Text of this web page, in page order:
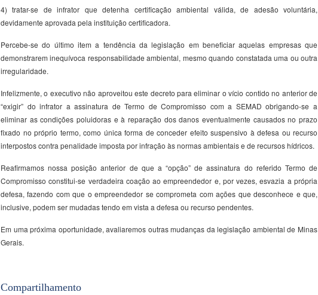
4) tratar-se de infrator que detenha certificação ambiental válida, de adesão voluntária,
devidamente aprovada pela instituição certificadora.
Percebe-se do último item a tendência da legislação em beneficiar aquelas empresas que
demonstrarem inequívoca responsabilidade ambiental, mesmo quando constatada uma ou outra
irregularidade.
Infelizmente, o executivo não aproveitou este decreto para eliminar o vício contido no anterior de
“exigir” do infrator a assinatura de Termo de Compromisso com a SEMAD obrigando-se a
eliminar as condições poluidoras e à reparação dos danos eventualmente causados no prazo
fixado no próprio termo, como única forma de conceder efeito suspensivo à defesa ou recurso
interpostos contra penalidade imposta por infração às normas ambientais e de recursos hídricos.
Reafirmamos nossa posição anterior de que a “opção” de assinatura do referido Termo de
Compromisso constitui-se verdadeira coação ao empreendedor e, por vezes, esvazia a própria
defesa, fazendo com que o empreendedor se comprometa com ações que desconhece e que,
inclusive, podem ser mudadas tendo em vista a defesa ou recurso pendentes.
Em uma próxima oportunidade, avaliaremos outras mudanças da legislação ambiental de Minas
Gerais.
Compartilhamento